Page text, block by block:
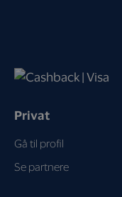
Privat
Gå til profil
Se partnere